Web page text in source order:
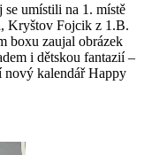
umístili na 1. místě
Kryštov Fojcik z 1.B.
boxu zaujal obrázek
i dětskou fantazií –
nový kalendář Happy